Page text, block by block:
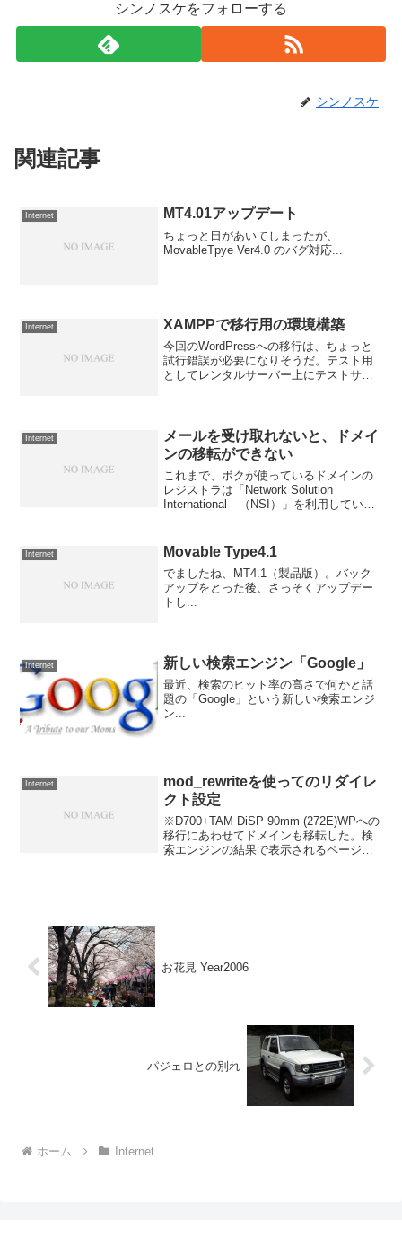
シンノスケをフォローする
シンノスケ
関連記事
Internet MT4.01アップデート
ちょっと日があいてしまったが、
MovableTpye Ver4.0 のバグ対応...
Internet XAMPPで移行用の環境構築
今回のWordPressへの移行は、ちょっと
試行錯誤が必要になりそうだ。テスト用
としてレンタルサーバー上にテストサイ
プ）というパ...
Internet
メールを受け取れないと、ドメイ
ンの移転ができない
これまで、ボクが使っているドメインの
レジストラは「Network Solution
International （NSI）」を利用してい
ょっとした問題が発生した...
Internet Movable Type4.1
でましたね、MT4.1（製品版）。バック
アップをとった後、さっそくアップデー
トし...
Internet 新しい検索エンジン「Google」
最近、検索のヒット率の高さで何かと話
題の「Google」という新しい検索エンジ
ン...
Internet
mod_rewriteを使ってのリダイレ
クト設定
※D700+TAM DiSP 90mm (272E)WPへの
移行にあわせてドメインも移転した。検
索エンジンの結果で表示されるページの
お花見 Year2006
パジェロとの別れ
ホーム Internet